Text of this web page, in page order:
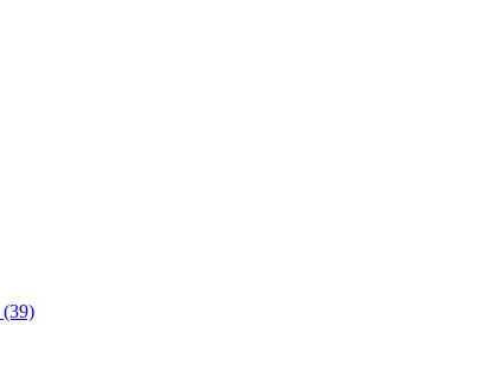
(39)